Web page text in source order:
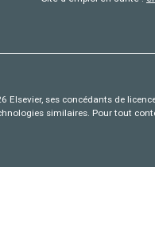
Elsevier, ses concédants de
similaires. Pour tout